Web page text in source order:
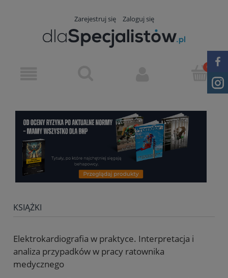
Zarejestruj się Zaloguj się
KSIĄŻKI
Elektrokardiografia w praktyce. Interpretacja i
analiza przypadków w pracy ratownika
medycznego